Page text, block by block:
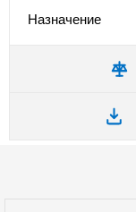
Назначение